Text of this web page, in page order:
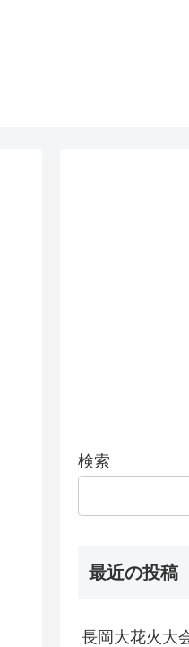
検索
最近の投稿
長岡大花火大